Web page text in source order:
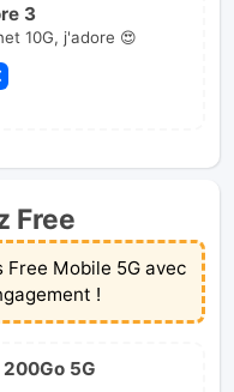
3
10G, j'adore 😍
Free
Mobile 5G avec
!
5G